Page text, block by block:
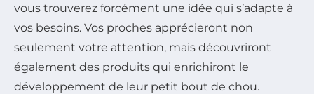
vous trouverez forcément une idée qui s’adapte à
vos besoins. Vos proches apprécieront non
seulement votre attention, mais découvriront
également des produits qui enrichiront le
développement de leur petit bout de chou.